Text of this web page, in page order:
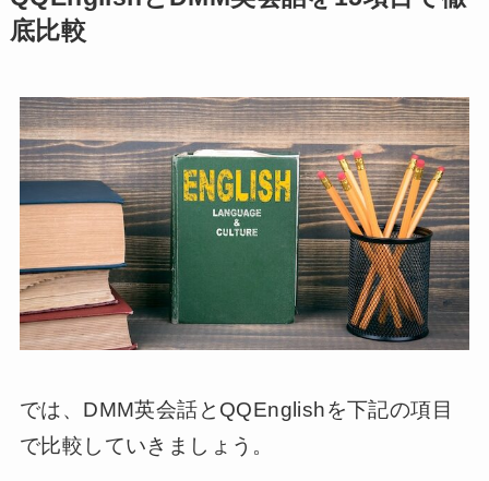
底比較
では、DMM英会話とQQEnglishを下記の項目
で比較していきましょう。